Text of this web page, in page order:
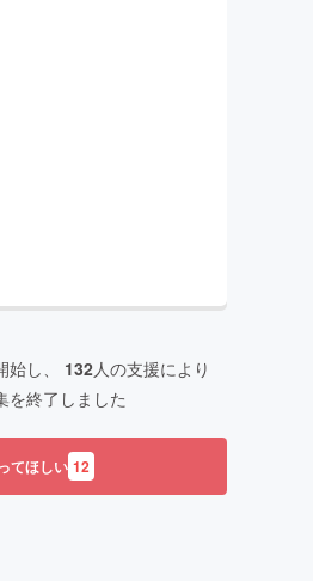
始し、 132人の支援により
を終了しました
てほしい 12